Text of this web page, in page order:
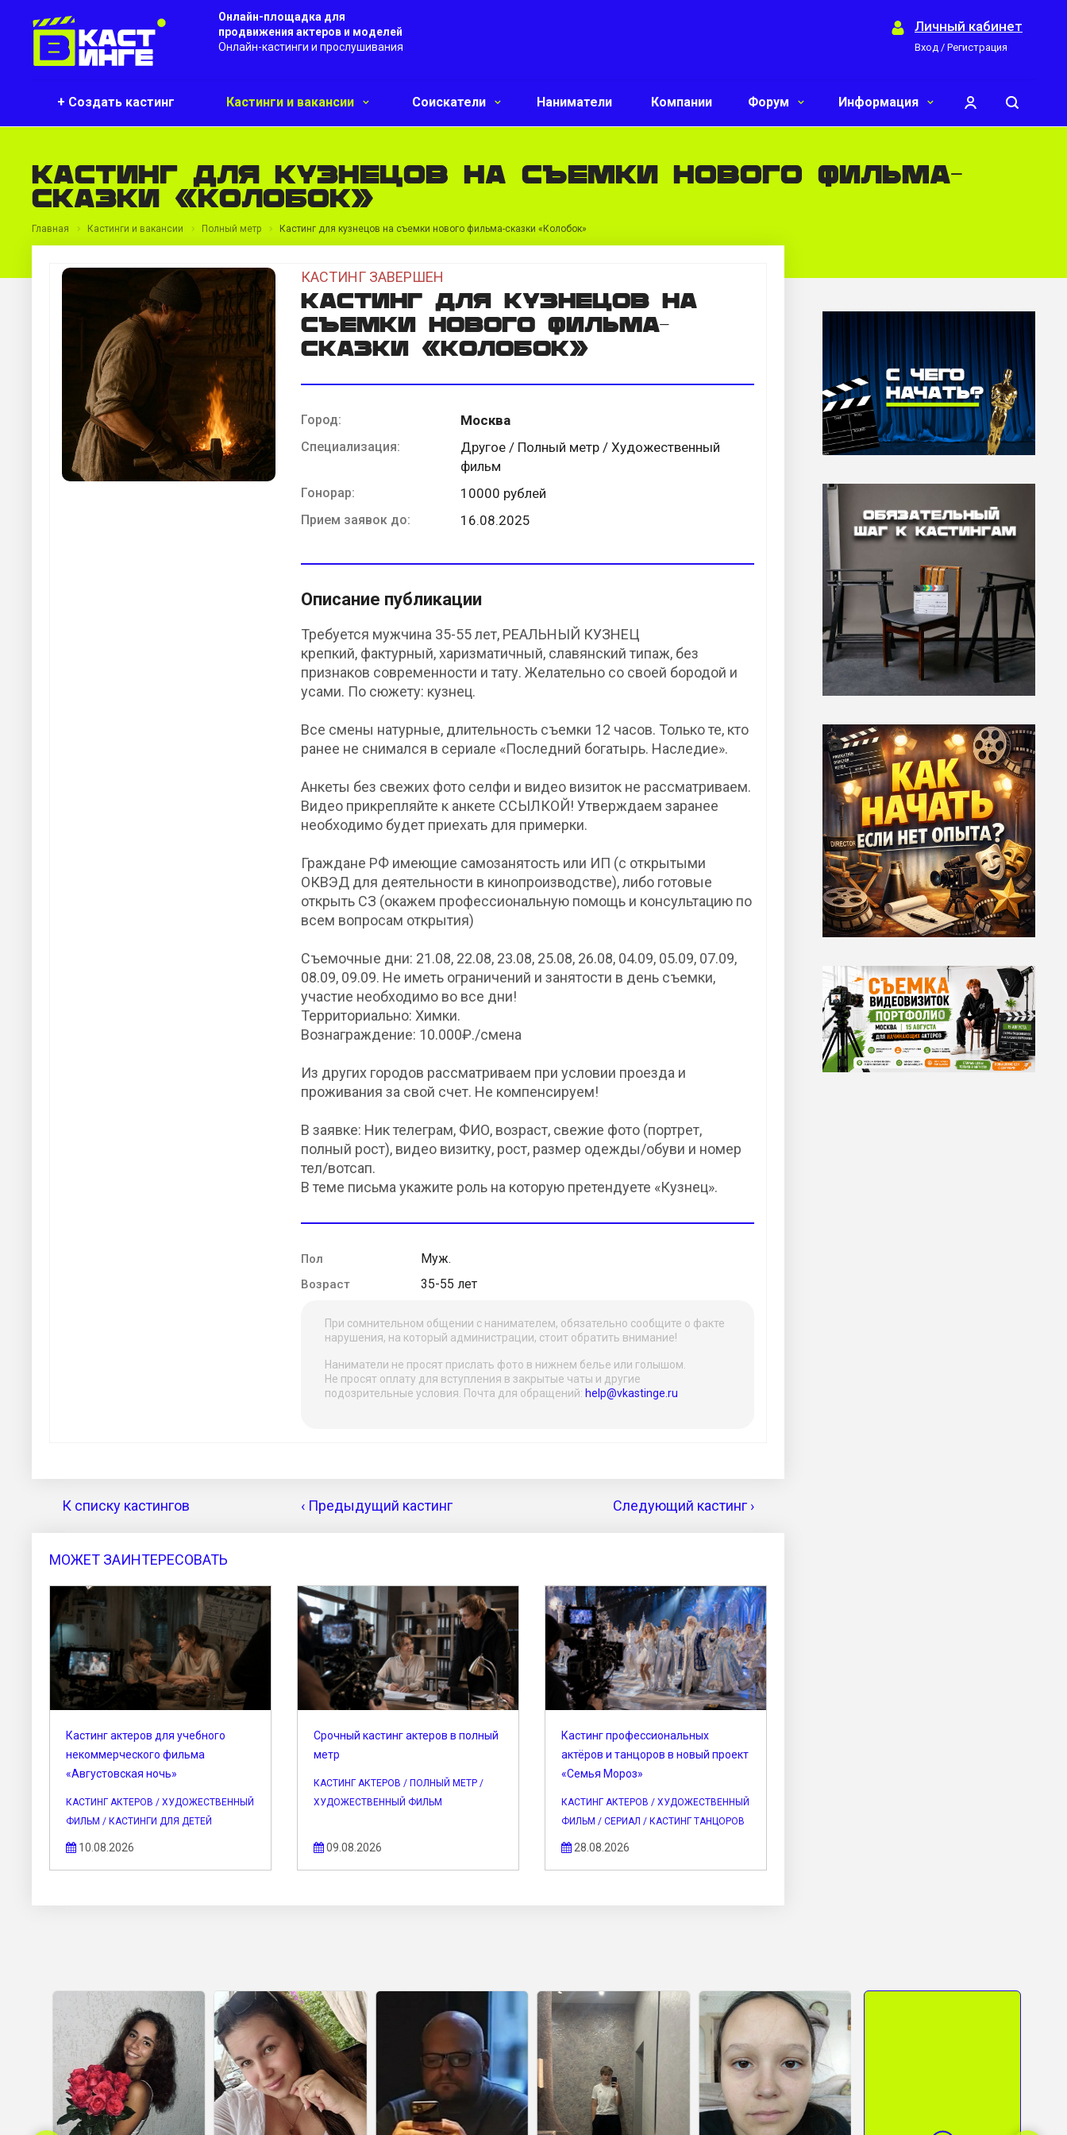
Онлайн-площадка для
продвижения актеров и моделей
Онлайн-кастинги и прослушивания
Личный кабинет
Вход / Регистрация
+ Создать кастинг Кастинги и вакансии Соискатели Наниматели Компании Форум Информация
Кастинг для кузнецов на съемки нового фильма-
сказки «Колобок»
Главная Кастинги и вакансии Полный метр Кастинг для кузнецов на съемки нового фильма-сказки «Колобок»
КАСТИНГ ЗАВЕРШЕН
Кастинг для кузнецов на
съемки нового фильма-
сказки «Колобок»
Город: Москва
Специализация:
Другое / Полный метр / Художественный
фильм
Гонорар: 10000 рублей
Прием заявок до: 16.08.2025
Описание публикации
Требуется мужчина 35-55 лет, РЕАЛЬНЫЙ КУЗНЕЦ
крепкий, фактурный, харизматичный, славянский типаж, без
признаков современности и тату. Желательно со своей бородой и
усами. По сюжету: кузнец.
Все смены натурные, длительность съемки 12 часов. Только те, кто
ранее не снимался в сериале «Последний богатырь. Наследие».
Анкеты без свежих фото селфи и видео визиток не рассматриваем.
Видео прикрепляйте к анкете ССЫЛКОЙ! Утверждаем заранее
необходимо будет приехать для примерки.
Граждане РФ имеющие самозанятость или ИП (с открытыми
ОКВЭД для деятельности в кинопроизводстве), либо готовые
открыть СЗ (окажем профессиональную помощь и консультацию по
всем вопросам открытия)
Съемочные дни: 21.08, 22.08, 23.08, 25.08, 26.08, 04.09, 05.09, 07.09,
08.09, 09.09. Не иметь ограничений и занятости в день съемки,
участие необходимо во все дни!
Территориально: Химки.
Вознаграждение: 10.000₽./смена
Из других городов рассматриваем при условии проезда и
проживания за свой счет. Не компенсируем!
В заявке: Ник телеграм, ФИО, возраст, свежие фото (портрет,
полный рост), видео визитку, рост, размер одежды/обуви и номер
тел/вотсап.
В теме письма укажите роль на которую претендуете «Кузнец».
Пол Муж.
Возраст 35-55 лет
При сомнительном общении с нанимателем, обязательно сообщите о факте
нарушения, на который администрации, стоит обратить внимание!
Наниматели не просят прислать фото в нижнем белье или голышом.
Не просят оплату для вступления в закрытые чаты и другие
подозрительные условия. Почта для обращений: help@vkastinge.ru
К списку кастингов ‹ Предыдущий кастинг Следующий кастинг ›
МОЖЕТ ЗАИНТЕРЕСОВАТЬ
Кастинг актеров для учебного
некоммерческого фильма
«Августовская ночь»
КАСТИНГ АКТЕРОВ / ХУДОЖЕСТВЕННЫЙ
ФИЛЬМ / КАСТИНГИ ДЛЯ ДЕТЕЙ
10.08.2026
Срочный кастинг актеров в полный
метр
КАСТИНГ АКТЕРОВ / ПОЛНЫЙ МЕТР /
ХУДОЖЕСТВЕННЫЙ ФИЛЬМ
09.08.2026
Кастинг профессиональных
актёров и танцоров в новый проект
«Семья Мороз»
КАСТИНГ АКТЕРОВ / ХУДОЖЕСТВЕННЫЙ
ФИЛЬМ / СЕРИАЛ / КАСТИНГ ТАНЦОРОВ
28.08.2026